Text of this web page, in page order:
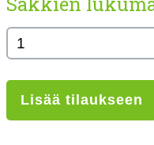
Lisää tilaukseen